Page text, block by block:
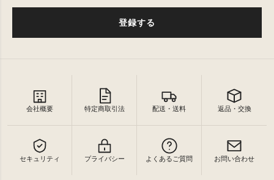
登録する
会社概要 特定商取引法 配送・送料 返品・交換
セキュリティ プライバシー よくあるご質問 お問い合わせ